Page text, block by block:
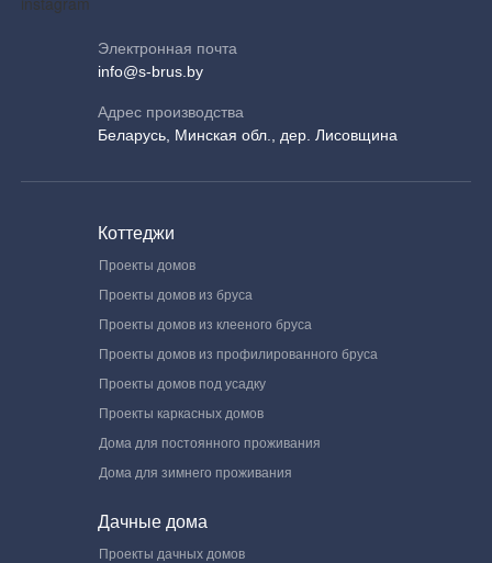
Электронная почта
info@s-brus.by
Адрес производства
Беларусь, Минская обл., дер. Лисовщина
Коттеджи
Проекты домов
Проекты домов из бруса
Проекты домов из клееного бруса
Проекты домов из профилированного бруса
Проекты домов под усадку
Проекты каркасных домов
Дома для постоянного проживания
Дома для зимнего проживания
Дачные дома
Проекты дачных домов